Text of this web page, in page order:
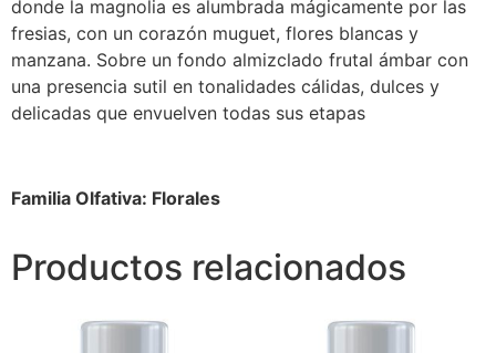
donde la magnolia es alumbrada mágicamente por las
fresias, con un corazón muguet, flores blancas y
manzana. Sobre un fondo almizclado frutal ámbar con
una presencia sutil en tonalidades cálidas, dulces y
delicadas que envuelven todas sus etapas
Familia Olfativa: Florales
Productos relacionados